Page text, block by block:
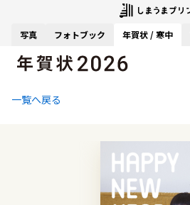
写真 フォトブック 年賀状 / 寒中
一覧へ戻る